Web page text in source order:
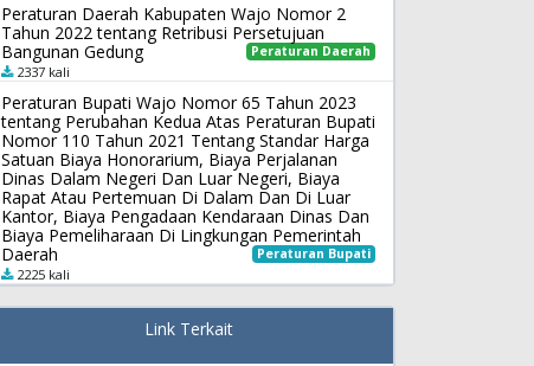
Peraturan Daerah Kabupaten Wajo Nomor 2
Tahun 2022 tentang Retribusi Persetujuan
Bangunan Gedung
Peraturan Daerah
2337 kali
Peraturan Bupati Wajo Nomor 65 Tahun 2023
tentang Perubahan Kedua Atas Peraturan Bupati
Nomor 110 Tahun 2021 Tentang Standar Harga
Satuan Biaya Honorarium, Biaya Perjalanan
Dinas Dalam Negeri Dan Luar Negeri, Biaya
Rapat Atau Pertemuan Di Dalam Dan Di Luar
Kantor, Biaya Pengadaan Kendaraan Dinas Dan
Biaya Pemeliharaan Di Lingkungan Pemerintah
Daerah
Peraturan Bupati
2225 kali
Link Terkait